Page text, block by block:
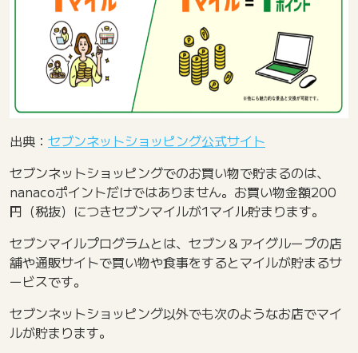
出典： セブンネットショッピング公式サイト
セブンネットショッピングでのお買い物で貯まるのは、
nanacoポイントだけではありません。お買い物金額200
円（税抜）につきセブンマイルが1マイル貯まります。
セブンマイルプログラムとは、セブン＆アイグループの店
舗や通販サイトで買い物や食事をするとマイルが貯まるサ
ービスです。
セブンネットショッピング以外でも次のようなお店でマイ
ルが貯まります。